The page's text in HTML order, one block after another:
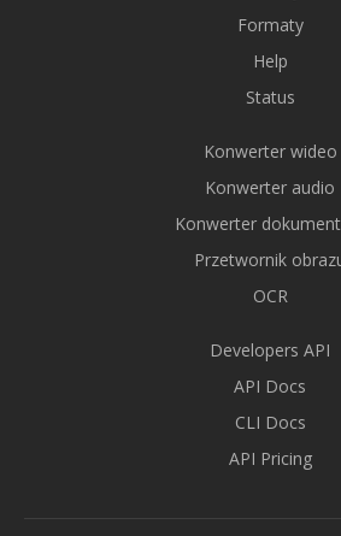
Formaty
Help
Status
Konwerter wideo
Konwerter audio
Konwerter
Przetwornik
OCR
Developers API
API Docs
CLI Docs
API Pricing